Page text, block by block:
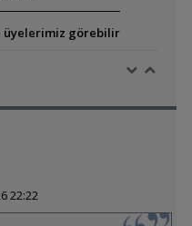
üyelerimiz görebilir
22:22